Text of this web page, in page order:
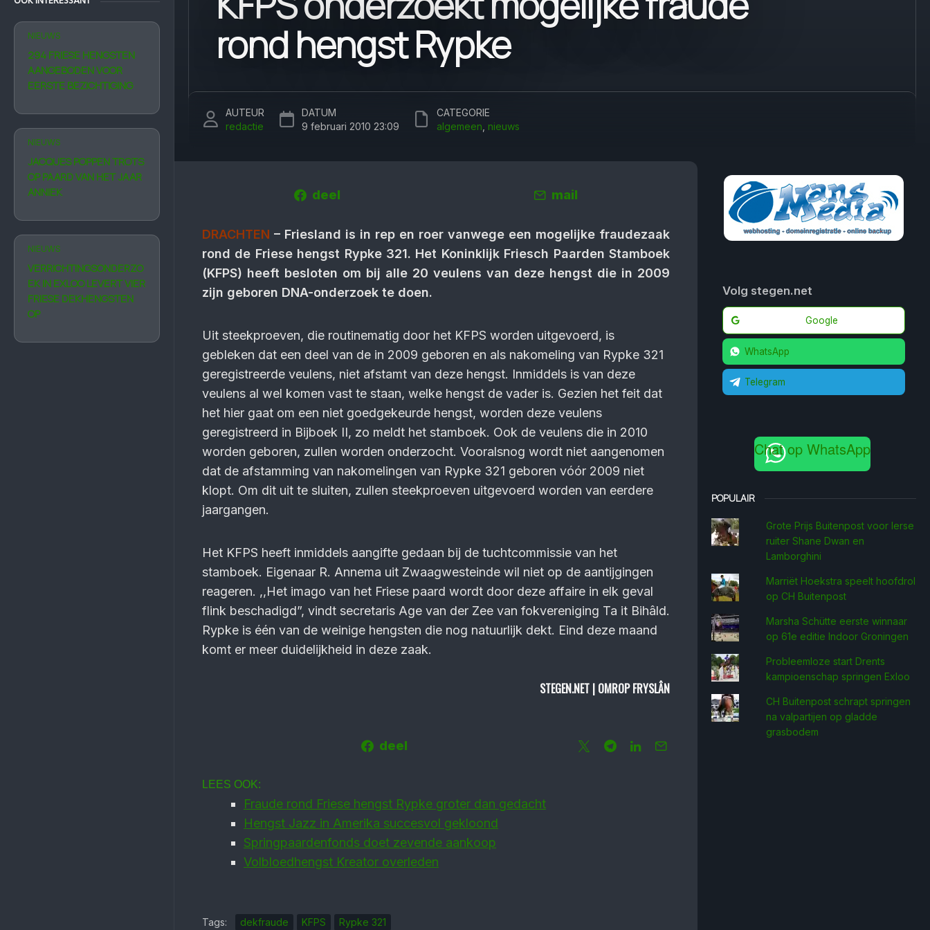
NIEUWS
294 FRIESE HENGSTEN
AANGEBODEN VOOR
EERSTE BEZICHTIGING
NIEUWS
JACQUES POPPEN TROTS
OP PAARD VAN HET JAAR
ANNIEK
NIEUWS
VERRICHTINGSONDERZO
EK IN EXLOO LEVERT VIER
FRIESE DEKHENGSTEN
OP
rond hengst Rypke
AUTEUR
redactie
DATUM
9 februari 2010 23:09
CATEGORIE
algemeen nieuws
deel mail
DRACHTEN – Friesland is in rep en roer vanwege een mogelijke fraudezaak
rond de Friese hengst Rypke 321. Het Koninklijk Friesch Paarden Stamboek
(KFPS) heeft besloten om bij alle 20 veulens van deze hengst die in 2009
zijn geboren DNA-onderzoek te doen.
Uit steekproeven, die routinematig door het KFPS worden uitgevoerd, is
gebleken dat een deel van de in 2009 geboren en als nakomeling van Rypke 321
geregistreerde veulens, niet afstamt van deze hengst. Inmiddels is van deze
veulens al wel komen vast te staan, welke hengst de vader is. Gezien het feit dat
het hier gaat om een niet goedgekeurde hengst, worden deze veulens
geregistreerd in Bijboek II, zo meldt het stamboek. Ook de veulens die in 2010
worden geboren, zullen worden onderzocht. Vooralsnog wordt niet aangenomen
dat de afstamming van nakomelingen van Rypke 321 geboren vóór 2009 niet
klopt. Om dit uit te sluiten, zullen steekproeven uitgevoerd worden van eerdere
jaargangen.
Het KFPS heeft inmiddels aangifte gedaan bij de tuchtcommissie van het
stamboek. Eigenaar R. Annema uit Zwaagwesteinde wil niet op de aantijgingen
reageren. ,,Het imago van het Friese paard wordt door deze affaire in elk geval
flink beschadigd”, vindt secretaris Age van der Zee van fokvereniging Ta it Bihâld.
Rypke is één van de weinige hengsten die nog natuurlijk dekt. Eind deze maand
komt er meer duidelijkheid in deze zaak.
STEGEN.NET | OMROP FRYSLÂN
deel
LEES OOK:
Fraude rond Friese hengst Rypke groter dan gedacht
Hengst Jazz in Amerika succesvol gekloond
Springpaardenfonds doet zevende aankoop
Volbloedhengst Kreator overleden
Tags: dekfraude KFPS Rypke 321
Volg stegen.net
Google
WhatsApp
Telegram
Chat op WhatsApp
POPULAIR
Grote Prijs Buitenpost voor Ierse
ruiter Shane Dwan en
Lamborghini
Marriët Hoekstra speelt hoofdrol
op CH Buitenpost
Marsha Schütte eerste win­naar
op 61e editie Indoor Groningen
Probleemloze start Drents
kampioenschap springen Exloo
CH Buitenpost schrapt springen
na valpartijen op gladde
grasbodem